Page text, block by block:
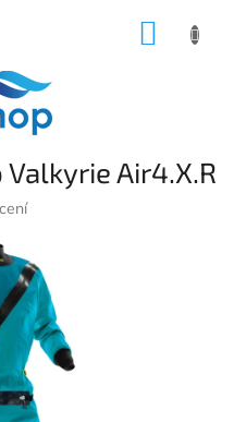
Air4.X.R